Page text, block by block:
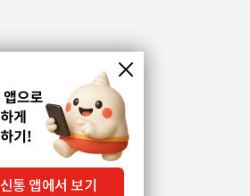
신통 앱에서 보기